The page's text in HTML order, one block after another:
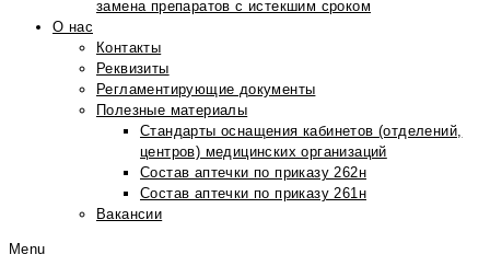
замена препаратов с истекшим сроком
О нас
Контакты
Реквизиты
Регламентирующие документы
Полезные материалы
Стандарты оснащения кабинетов (отделений,
центров) медицинских организаций
Состав аптечки по приказу 262н
Состав аптечки по приказу 261н
Вакансии
Menu